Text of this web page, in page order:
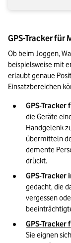
GPS-Tracker für
Ob beim Joggen,
beispielsweise mit
erlaubt genaue
Einsatzbereichen
GPS-Tracker
die Geräte
Handgelenk
übermitteln
demente
drückt.
GPS-Tracker
gedacht, die
vergessen
GPS-Tracker
Sie eignen